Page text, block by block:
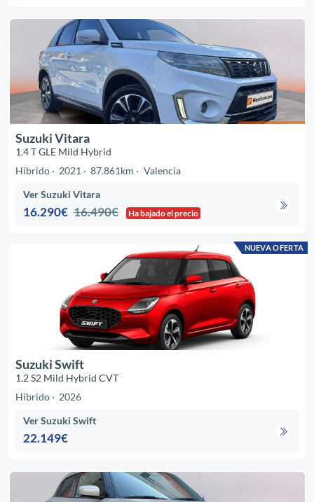
Suzuki Vitara
1.4 T GLE Mild Hybrid
Híbrido
2021 87.861km Valencia
Ver Suzuki Vitara
16.290€ 16.490€ Ha bajado el precio
NUEVA OFERTA
Suzuki Swift
1.2 S2 Mild Hybrid CVT
Híbrido
2026
Ver Suzuki Swift
22.149€